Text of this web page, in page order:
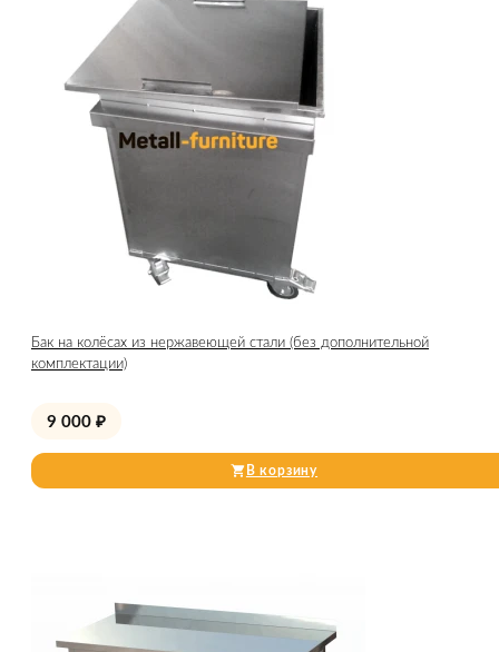
Бак на колёсах из нержавеющей стали (без дополнительной
комплектации)
9 000 ₽
В корзину